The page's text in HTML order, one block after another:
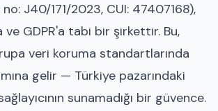
J40/171/2023, CUI: 47407168),
ve GDPR'a tabi bir şirkettir. Bu,
veri koruma standartlarında
gelir — Türkiye pazarındaki
sunamadığı bir güvence.